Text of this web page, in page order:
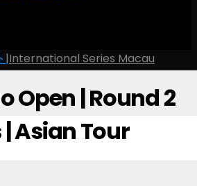
|International Series Macau
Open | Round 2
Asian Tour